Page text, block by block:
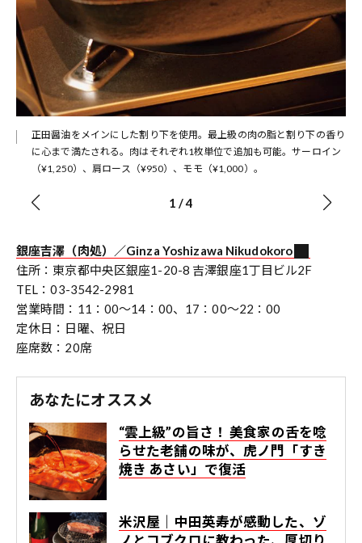
正田醤油をメインにした割り下を使用。最上級の肉の脂と割り下の香り
に心まで満たされる。肉はそれぞれ1枚単位で追加も可能。サーロイン
（¥1,250）、肩ロース（¥950）、モモ（¥1,000）。
1 /4
銀座吉澤（肉処）／Ginza Yoshizawa Nikudokoro
住所：東京都中央区銀座1-20-8 吉澤銀座1丁目ビル2F
TEL：03-3542-2981
営業時間：11：00～14：00、17：00～22：00
定休日：日曜、祝日
座席数：20席
あなたにオススメ
“雲上級”の旨さ！ 美食家の舌を唸
らせた老舗の味が、虎ノ門「すき
焼き あさい」で復活
米沢屋｜中田英寿が感動した、ゾ